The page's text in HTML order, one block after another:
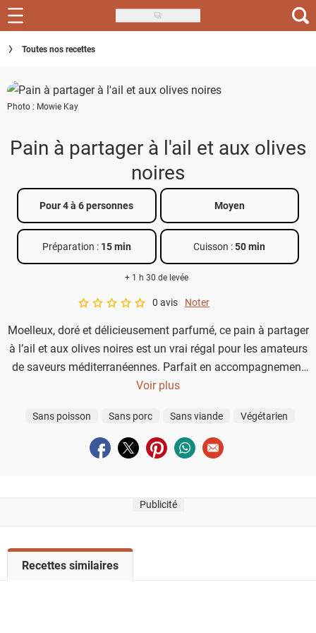
Skip
to
main
Recettes
Inspirations
Conseils
Menu de la semaine
Téléchargez l'app Saveurs Recettes
Index des recettes
Guide d'achat
Toutes nos recettes
Photo : Mowie Kay
Pain à partager à l'ail et aux olives
noires
Pour 4 à 6 personnes Moyen
Préparation : 15 min Cuisson :50 min
+ 1 h 30 de levée
A star rating of 0 out of 5.
0 avis Noter
Moelleux, doré et délicieusement parfumé, ce pain à partager
à l’ail et aux olives noires est un vrai régal pour les amateurs
de saveurs méditerranéennes. Parfait en accompagnement
d’une salade, d’un apéritif ou d’un barbecue estival, il allie la
Kalamata. À déchirer encore chaud, tout juste sorti du four…
Qui osera prendre la dernière bouchée ?
Voir plus
Sans poisson Sans porc Sans viande Végétarien
Partager sur facebook
Partager sur twitter
Partager sur pinterest
Partager sur whatsapp
Envoyer à un ami
Publicité
o
Recettes similaires